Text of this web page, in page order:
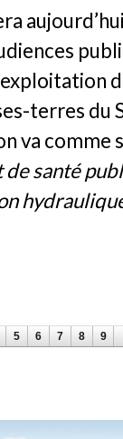
terres du
va comme
santé
5 6 7 8 9